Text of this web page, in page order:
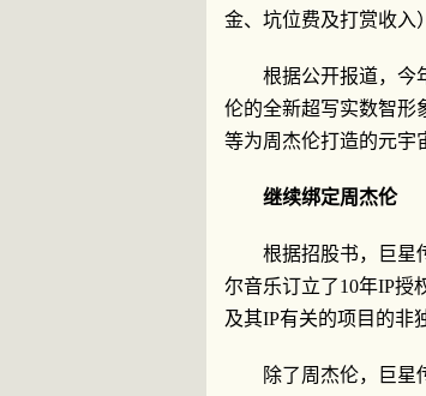
金、坑位费及打赏收入
根据公开报道，今
伦的全新超写实数智形
等为周杰伦打造的元宇
继续绑定周杰伦
根据招股书，巨星
尔音乐订立了10年IP授
及其IP有关的项目的非
除了周杰伦，巨星